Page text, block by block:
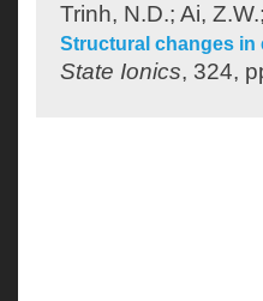
Trinh, N.D.; Ai, Z.W.;
Structural changes in
State Ionics, 324,